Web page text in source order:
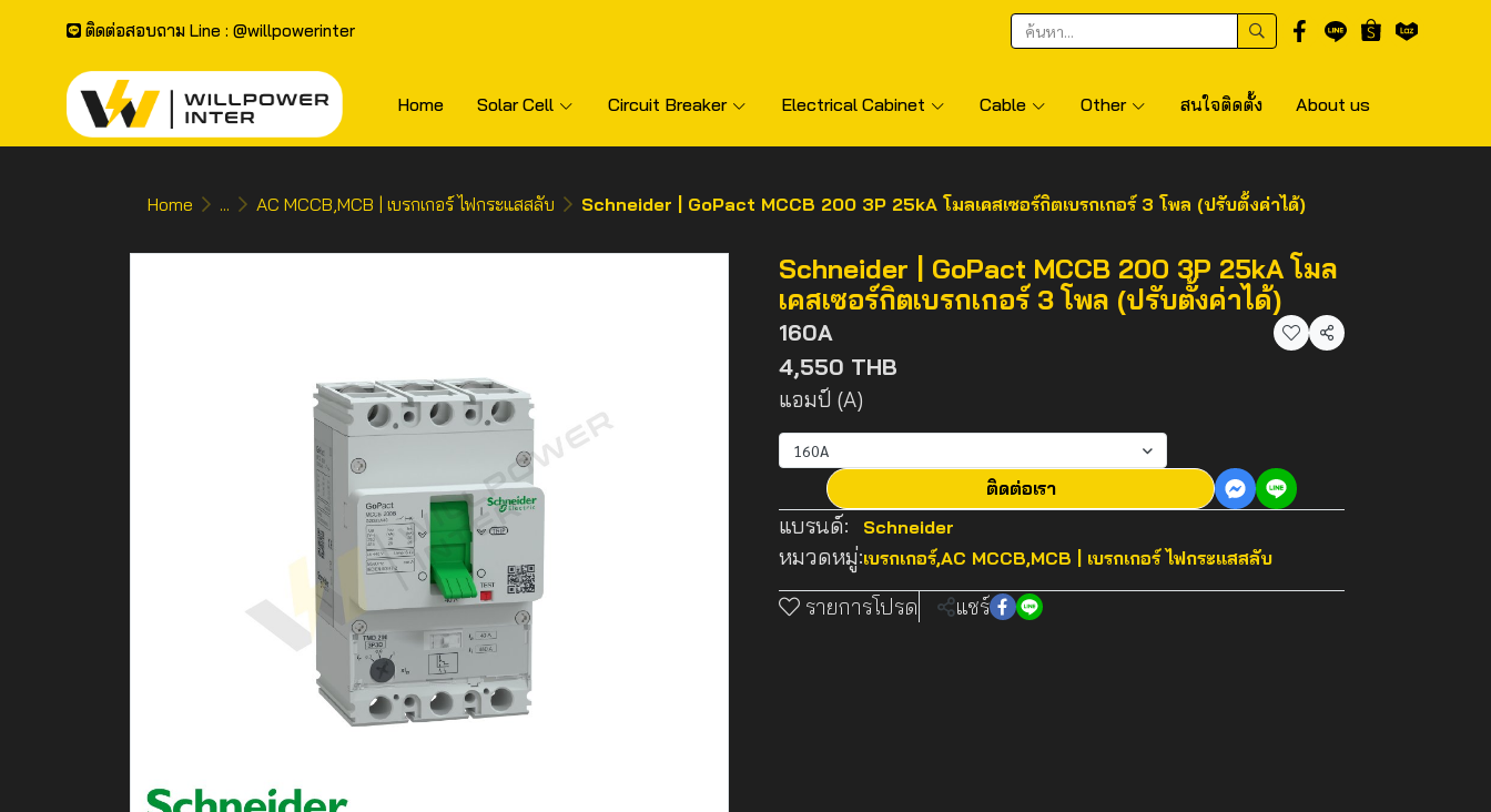
ติดต่อสอบถาม Line : @willpowerinter
Home Solar Cell Circuit Breaker Electrical Cabinet Cable Other สนใจติดตั้ง About us
Home ... AC MCCB,MCB | เบรกเกอร์ ไฟกระแสสลับ Schneider | GoPact MCCB 200 3P 25kA โมลเคสเซอร์กิตเบรกเกอร์ 3 โพล (ปรับตั้งค่าได้)
Schneider | GoPact MCCB 200 3P 25kA โมล
เคสเซอร์กิตเบรกเกอร์ 3 โพล (ปรับตั้งค่าได้)
160A แชร์
4,550 THB
แอมป์ (A)
160A
ติดต่อเรา
แบรนด์: Schneider
หมวดหมู่:เบรกเกอร์,AC MCCB,MCB | เบรกเกอร์ ไฟกระแสสลับ
รายการโปรด แชร์